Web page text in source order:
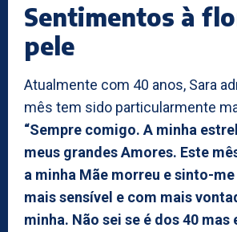
Sentimentos à
pele
Atualmente com 40 anos, Sara
mês tem sido particularmente
“Sempre comigo. A minha
meus grandes Amores. Este
a minha Mãe morreu e sinto-
mais sensível e com mais
minha. Não sei se é dos 40 mas